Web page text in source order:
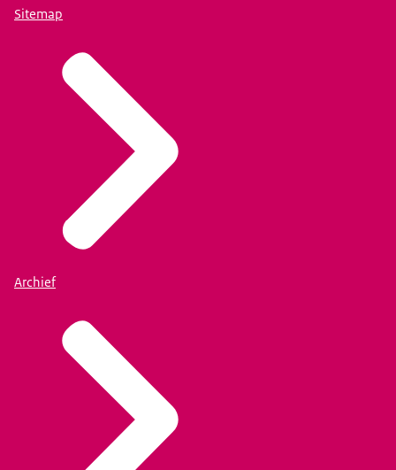
Sitemap
Archief